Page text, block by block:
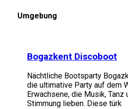
Umgebung
Bogazkent Discoboot
Nächtliche Bootsparty
die ultimative Party auf dem
Erwachsene, die Musik, Tanz
Stimmung lieben. Diese türk